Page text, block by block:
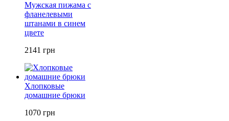
Мужская пижама с
фланелевыми
штанами в синем
цвете
2141 грн
Хлопковые
домашние брюки
1070 грн